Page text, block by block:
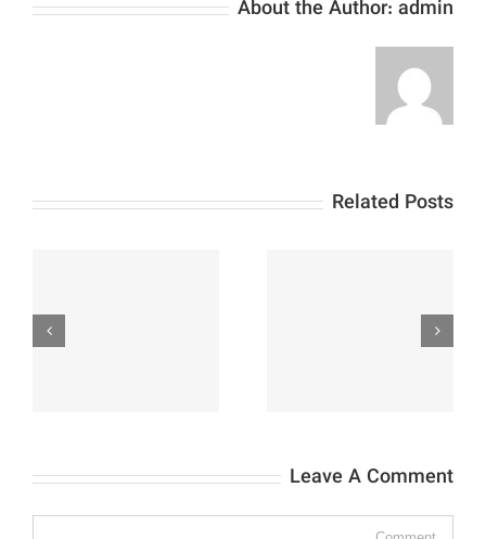
About the Author: admin
Related Posts
تماس باما
Leave A Comment
Comment